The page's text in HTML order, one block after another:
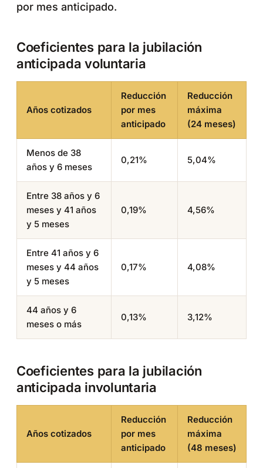
por mes anticipado.
Coeficientes para la jubilación
anticipada voluntaria
Años cotizados
Reducción
por mes
anticipado
Reducción
máxima
(24 meses)
Menos de 38
años y 6 meses
0,21% 5,04%
Entre 38 años y 6
meses y 41 años
y 5 meses
0,19% 4,56%
Entre 41 años y 6
meses y 44 años
y 5 meses
0,17% 4,08%
44 años y 6
meses o más
0,13% 3,12%
Coeficientes para la jubilación
anticipada involuntaria
Años cotizados
Reducción
por mes
anticipado
Reducción
máxima
(48 meses)